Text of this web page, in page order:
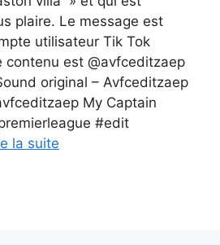
plaire. Le message est
utilisateur Tik Tok
contenu est @avfceditzaep
original – Avfceditzaep
My Captain
#edit
la suite